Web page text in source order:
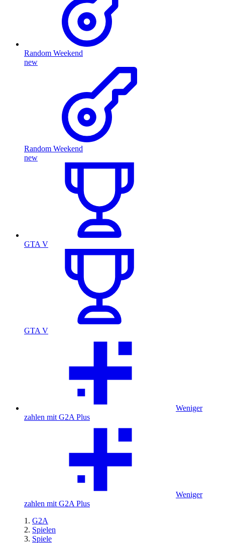
Random Weekend
new
Random Weekend
new
GTA V
GTA V
Weniger
zahlen mit G2A Plus
Weniger
zahlen mit G2A Plus
G2A
Spielen
Spiele